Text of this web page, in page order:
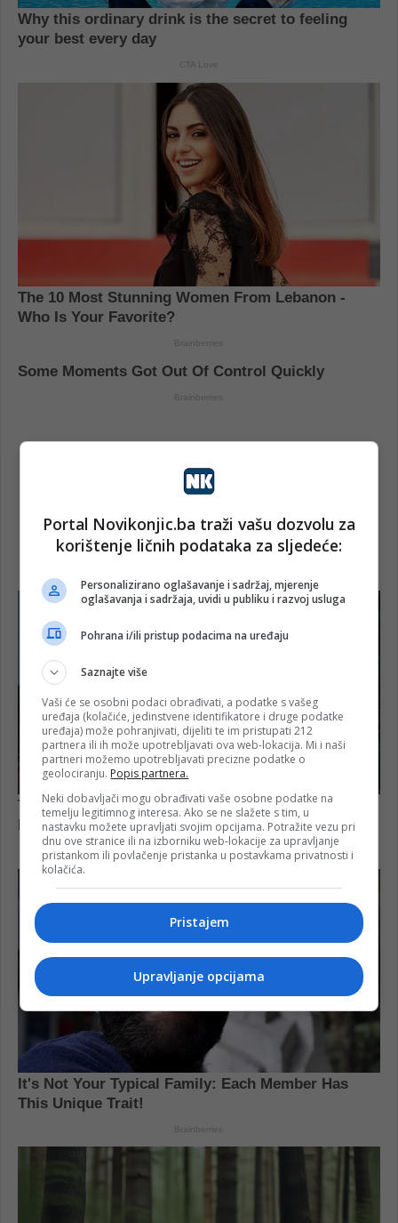
Portal Novikonjic.ba traži vašu dozvolu za
korištenje ličnih podataka za sljedeće:
Personalizirano oglašavanje i sadržaj, mjerenje
oglašavanja i sadržaja, uvidi u publiku i razvoj usluga
Pohrana i/ili pristup podacima na uređaju
Saznajte više
Vaši će se osobni podaci obrađivati, a podatke s vašeg
uređaja (kolačiće, jedinstvene identifikatore i druge podatke
uređaja) može pohranjivati, dijeliti te im pristupati 212
partnera ili ih može upotrebljavati ova web-lokacija. Mi i naši
partneri možemo upotrebljavati precizne podatke o
geolociranju. Popis partnera.
Neki dobavljači mogu obrađivati vaše osobne podatke na
temelju legitimnog interesa. Ako se ne slažete s tim, u
nastavku možete upravljati svojim opcijama. Potražite vezu pri
dnu ove stranice ili na izborniku web-lokacije za upravljanje
pristankom ili povlačenje pristanka u postavkama privatnosti i
kolačića.
Pristajem
Upravljanje opcijama